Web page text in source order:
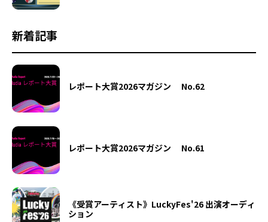
新着記事
レポート大賞2026マガジン No.62
レポート大賞2026マガジン No.61
《受賞アーティスト》LuckyFes'26 出演オーディ
ション